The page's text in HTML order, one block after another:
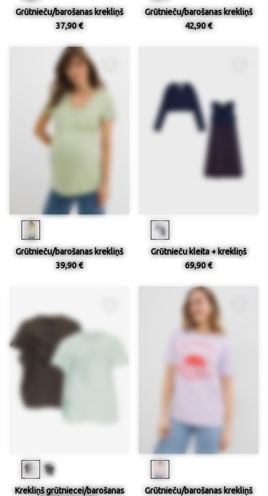
Grūtnieču/barošanas krekliņš
37,90 €
Grūtnieču/barošanas krekliņš
42,90 €
Grūtnieču/barošanas krekliņš
39,90 €
Grūtnieču kleita + krekliņš
69,90 €
Krekliņš grūtniecei/barošanas
Grūtnieču/barošanas krekliņš